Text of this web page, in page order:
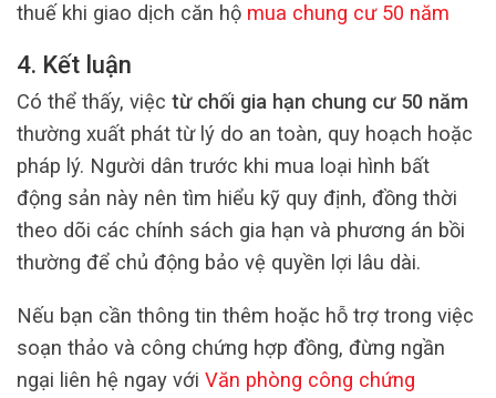
thuế khi giao dịch căn hộ mua chung cư 50 năm
4. Kết luận
Có thể thấy, việc từ chối gia hạn chung cư 50 năm
thường xuất phát từ lý do an toàn, quy hoạch hoặc
pháp lý. Người dân trước khi mua loại hình bất
động sản này nên tìm hiểu kỹ quy định, đồng thời
theo dõi các chính sách gia hạn và phương án bồi
thường để chủ động bảo vệ quyền lợi lâu dài.
Nếu bạn cần thông tin thêm hoặc hỗ trợ trong việc
soạn thảo và công chứng hợp đồng, đừng ngần
ngại liên hệ ngay với Văn phòng công chứng